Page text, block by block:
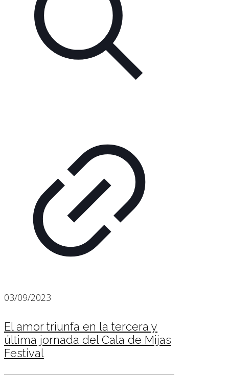
03/09/2023
El amor triunfa en la tercera y
última jornada del Cala de Mijas
Festival